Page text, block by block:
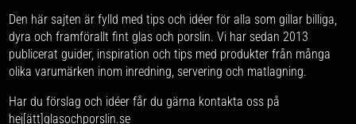
Den här sajten är fylld med tips och idéer för alla som gillar billiga,
dyra och framförallt fint glas och porslin. Vi har sedan 2013
publicerat guider, inspiration och tips med produkter från många
olika varumärken inom inredning, servering och matlagning.
Har du förslag och idéer får du gärna kontakta oss på
hej[ätt]glasochporslin.se